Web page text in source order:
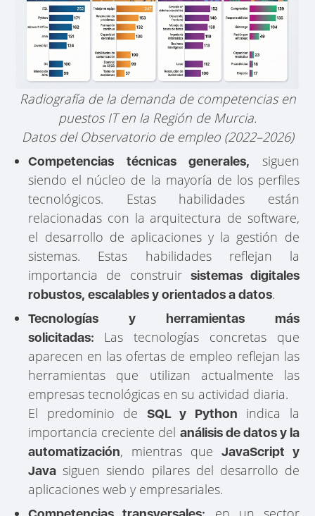
Radiografía de la demanda de competencias en
puestos IT en la Región de Murcia.
Datos del Observatorio de empleo (2022–2026)
Competencias técnicas generales, siguen
siendo el núcleo de la mayoría de los perfiles
tecnológicos. Estas habilidades están
relacionadas con la arquitectura de software,
el desarrollo de aplicaciones y la gestión de
sistemas. Estas habilidades reflejan la
importancia de construir sistemas digitales
robustos, escalables y orientados a datos.
Tecnologías y herramientas más
solicitadas: Las tecnologías concretas que
aparecen en las ofertas de empleo reflejan las
herramientas que utilizan actualmente las
empresas tecnológicas en su actividad diaria.
El predominio de SQL y Python
indica la
importancia creciente del análisis de datos y la
automatización, mientras que JavaScript y
Java siguen siendo pilares del desarrollo de
aplicaciones web y empresariales.